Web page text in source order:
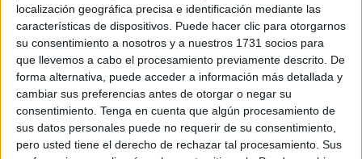
localización geográfica precisa e identificación mediante las
características de dispositivos. Puede hacer clic para otorgarnos
su consentimiento a nosotros y a nuestros 1731 socios para
que llevemos a cabo el procesamiento previamente descrito. De
forma alternativa, puede acceder a información más detallada y
cambiar sus preferencias antes de otorgar o negar su
consentimiento. Tenga en cuenta que algún procesamiento de
sus datos personales puede no requerir de su consentimiento,
pero usted tiene el derecho de rechazar tal procesamiento. Sus
sobre este marcial.
Judokas de Ceuta, La Linea o Gibraltarasistieron a este
entrenamiento de alto nivelante la presencia de
familiares en las gradas.
Los pequeños prestaban con atención las indicaciones de
Ángel Benavides, todo un campeón del mundo en la